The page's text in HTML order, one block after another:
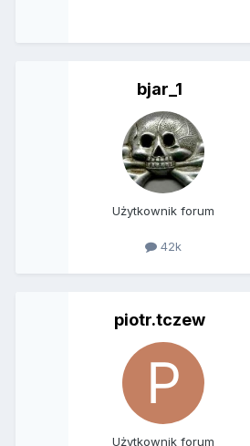
bjar_1
Użytkownik forum
42k
piotr.tczew
Użytkownik forum